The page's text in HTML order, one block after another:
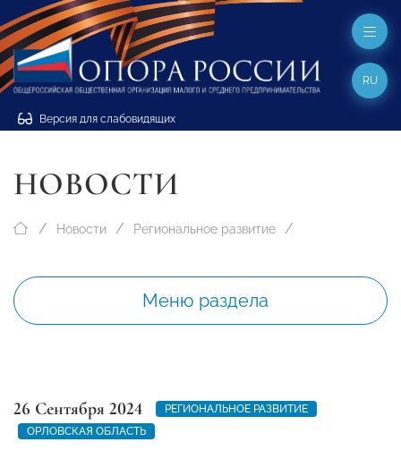
Версия для слабовидящих
RU
НОВОСТИ
Новости Региональное развитие
Меню раздела
26 Сентября 2024
РЕГИОНАЛЬНОЕ РАЗВИТИЕ
ОРЛОВСКАЯ ОБЛАСТЬ